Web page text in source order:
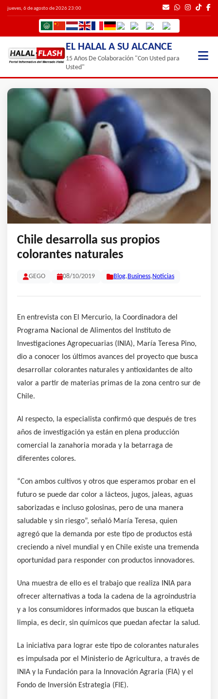
jueves, 6 de agosto de 2026 23:00
EL HALAL A SU ALCANCE
15 Años De Colaboración "Con Usted para
Usted"
Chile desarrolla sus propios
colorantes naturales
GEGO 08/10/2019 Blog, Business, Noticias
En entrevista con El Mercurio, la Coordinadora del
Programa Nacional de Alimentos del Instituto de
Investigaciones Agropecuarias (INIA), María Teresa Pino,
dio a conocer los últimos avances del proyecto que busca
desarrollar colorantes naturales y antioxidantes de alto
valor a partir de materias primas de la zona centro sur de
Chile.
Al respecto, la especialista confirmó que después de tres
años de investigación ya están en plena producción
comercial la zanahoria morada y la betarraga de
diferentes colores.
“Con ambos cultivos y otros que esperamos probar en el
futuro se puede dar color a lácteos, jugos, jaleas, aguas
saborizadas e incluso golosinas, pero de una manera
saludable y sin riesgo”, señaló María Teresa, quien
agregó que la demanda por este tipo de productos está
creciendo a nivel mundial y en Chile existe una tremenda
oportunidad para responder con productos innovadores.
Una muestra de ello es el trabajo que realiza INIA para
ofrecer alternativas a toda la cadena de la agroindustria
y a los consumidores informados que buscan la etiqueta
limpia, es decir, sin químicos que puedan afectar la salud.
La iniciativa para lograr este tipo de colorantes naturales
es impulsada por el Ministerio de Agricultura, a través de
INIA y la Fundación para la Innovación Agraria (FIA) y el
Fondo de Inversión Estrategia (FIE).